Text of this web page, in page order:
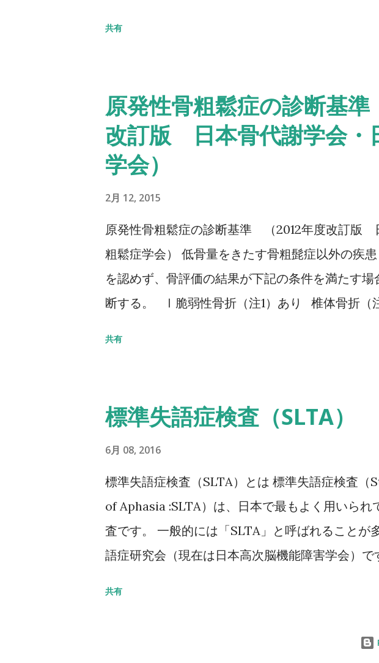
秒：屋外外出可能 30秒以上：日常生活動作に要
ちら記事を参照して下さい↓ タイムアップアンド
Up & Go Test 10m歩行テスト 方法 助走路（各3m
歩行路）を歩行し、定常歩行とみなせる10mの所
共有
原発性骨粗鬆症の診断基
改訂版 日本骨代謝学会・
学会）
2月 12, 2015
原発性骨粗鬆症の診断基準 （2012年度改訂版
粗鬆症学会） 低骨量をきたす骨粗髭症以外の疾
を認めず、骨評価の結果が下記の条件を満たす
断する。 Ⅰ脆弱性骨折（注1）あり 椎体骨折（
とは、立った姿勢からの転倒か、それ以下の外力
折のうち、2／3は無症候性であることに留意する
点からも脊椎X線像を確認することが望ましい。
折：軽微な外力によって発生した非外傷性骨折
（恥骨、坐骨、仙骨を含む）上腕骨近位部、焼骨
密度は原則として腰椎または大腿骨近位部骨密度
椎においてはL1～L4またはL2～L4を基準値とす
位部骨密度とする。 大腿骨近位部骨密度には頸
共有
標準失語症検査（SLTA）
6月 08, 2016
標準失語症検査（SLTA）とは 標準失語症検査
of Aphasia :SLTA）は、日本で最もよく用いられ
査です。 一般的には「SLTA」と呼ばれることが
語症研究会（現在は日本高次脳機能障害学会）で
テーション計画立案の指針を得ることを目的とし
共有